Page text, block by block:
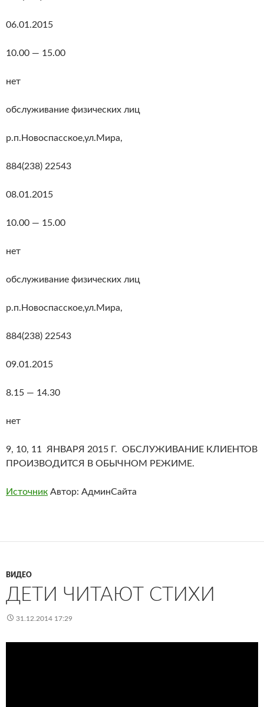
06.01.2015
10.00 — 15.00
нет
обслуживание физических лиц
р.п.Новоспасское,ул.Мира,
884(238) 22543
08.01.2015
10.00 — 15.00
нет
обслуживание физических лиц
р.п.Новоспасское,ул.Мира,
884(238) 22543
09.01.2015
8.15 — 14.30
нет
9, 10, 11 ЯНВАРЯ 2015 Г. ОБСЛУЖИВАНИЕ КЛИЕНТОВ
ПРОИЗВОДИТСЯ В ОБЫЧНОМ РЕЖИМЕ.
Источник Автор: АдминСайта
ВИДЕО
ДЕТИ ЧИТАЮТ СТИХИ
31.12.2014 17:29